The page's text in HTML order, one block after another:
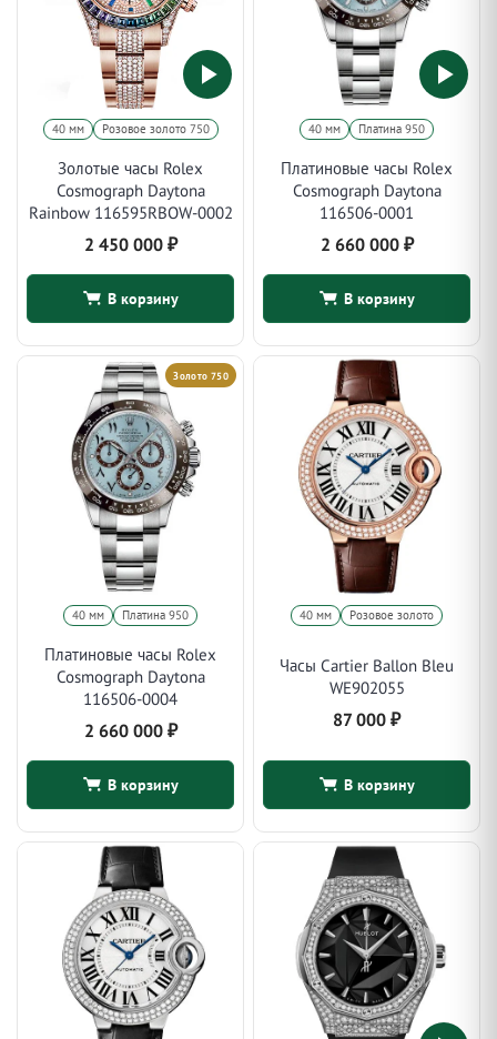
40 мм Розовое золото 750
Золотые часы Rolex
Cosmograph Daytona
Rainbow 116595RBOW-0002
2 450 000 ₽
В корзину
40 мм Платина 950
Платиновые часы Rolex
Cosmograph Daytona
116506-0001
2 660 000 ₽
В корзину
Золото 750
40 мм Платина 950
Платиновые часы Rolex
Cosmograph Daytona
116506-0004
2 660 000 ₽
В корзину
40 мм Розовое золото
Часы Cartier Ballon Bleu
WE902055
87 000 ₽
В корзину